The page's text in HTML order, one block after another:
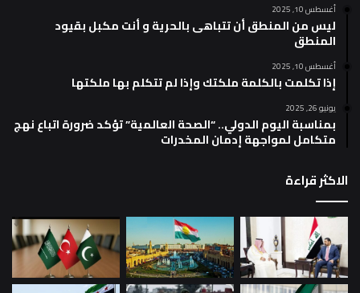
أغسطس 10, 2025
ليس من المنطق أن تتباهى بالحرية و أنت مكبل بقيود
المنطق
أغسطس 10, 2025
إذا تكلمت بالكلمة ملكتك وإذا لم تتكلم بها ملكتها
يونيو 26, 2025
بمناسبة اليوم الدولي.. “الصحة العالمية” تؤكد ضرورة اتباع نهج
متكامل لمواجهة إدمان المخدرات
الاكثر قراءة